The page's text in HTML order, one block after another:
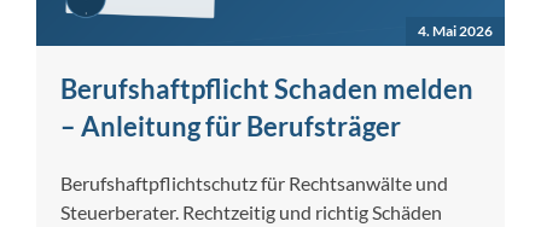
4. Mai 2026
Berufshaftpflicht Schaden melden
– Anleitung für Berufsträger
Berufshaftpflichtschutz für Rechtsanwälte und
Steuerberater. Rechtzeitig und richtig Schäden